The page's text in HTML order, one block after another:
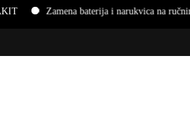
Zamena baterija i narukvica na ručnim satovima